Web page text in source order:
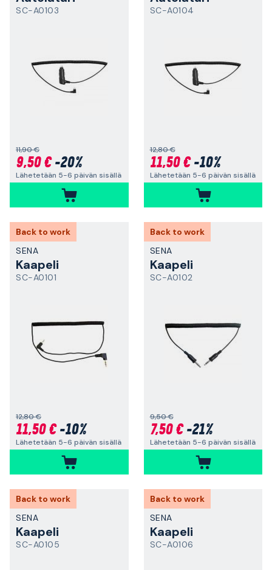
SC-A0103
11,90 €
9,50 €-20%
Lähetetään 5-6 päivän sisällä
SC-A0104
12,80 €
11,50 €-10%
Lähetetään 5-6 päivän sisällä
Back to work
SENA
Kaapeli
SC-A0101
12,80 €
11,50 €-10%
Lähetetään 5-6 päivän sisällä
Back to work
SENA
Kaapeli
SC-A0102
9,50 €
7,50 €-21%
Lähetetään 5-6 päivän sisällä
Back to work
SENA
Kaapeli
SC-A0105
Back to work
SENA
Kaapeli
SC-A0106